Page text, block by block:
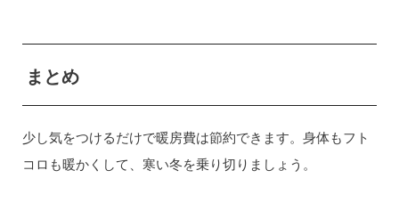
まとめ
少し気をつけるだけで暖房費は節約できます。身体もフト
コロも暖かくして、寒い冬を乗り切りましょう。